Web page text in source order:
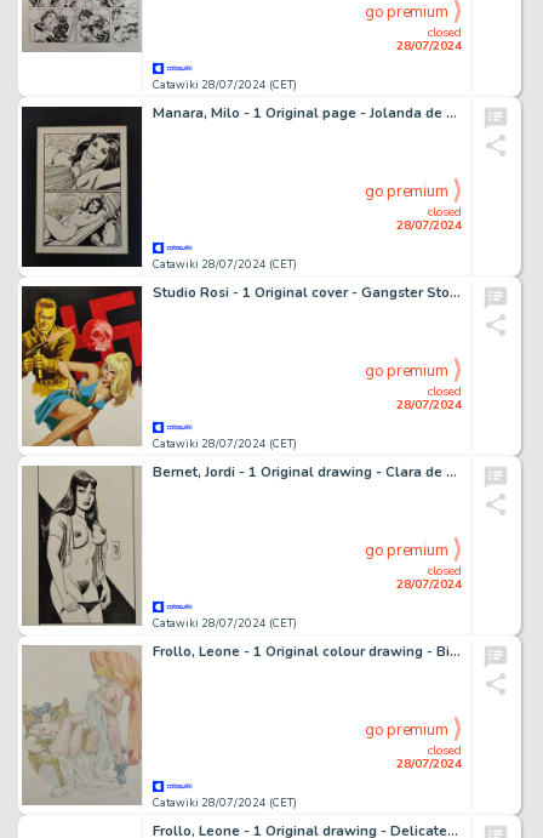
Catawiki 28/07/2024 (CET)
closed
28/07/2024
go premium
Manara, Milo - 1 Original page - Jolanda de Almaviva n. 32 - Fratelli della Filibusta - 1971
Catawiki 28/07/2024 (CET)
closed
28/07/2024
go premium
Studio Rosi - 1 Original cover - Gangster Story Bonnie n. 110 - Bonnie e le Spie - 1974
Catawiki 28/07/2024 (CET)
closed
28/07/2024
go premium
Bernet, Jordi - 1 Original drawing - Clara de Noche Pin-Up
Catawiki 28/07/2024 (CET)
closed
28/07/2024
go premium
Frollo, Leone - 1 Original colour drawing - Biancaneve: E Adesso?
Catawiki 28/07/2024 (CET)
closed
28/07/2024
go premium
Frollo, Leone - 1 Original drawing - Delicatezza